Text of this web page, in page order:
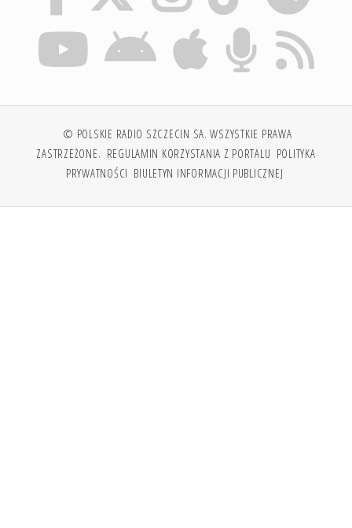
© POLSKIE RADIO SZCZECIN SA. WSZYSTKIE PRAWA
ZASTRZEŻONE. REGULAMIN KORZYSTANIA Z PORTALU POLITYKA
PRYWATNOŚCI BIULETYN INFORMACJI PUBLICZNEJ